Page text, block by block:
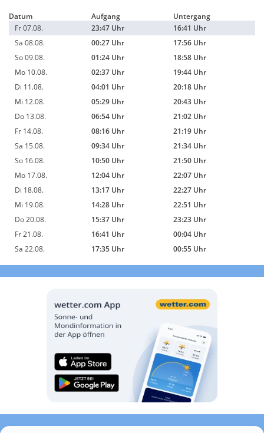
Datum Aufgang
Untergang
Fr 07.08.
23:47 Uhr
16:41 Uhr
Sa 08.08.
00:27 Uhr
17:56 Uhr
So 09.08.
01:24 Uhr
18:58 Uhr
Mo 10.08.
02:37 Uhr
19:44 Uhr
Di 11.08.
04:01 Uhr
20:18 Uhr
Mi 12.08.
05:29 Uhr
20:43 Uhr
Do 13.08.
06:54 Uhr
21:02 Uhr
Fr 14.08.
08:16 Uhr
21:19 Uhr
Sa 15.08.
09:34 Uhr
21:34 Uhr
So 16.08.
10:50 Uhr
21:50 Uhr
Mo 17.08.
12:04 Uhr
22:07 Uhr
Di 18.08.
13:17 Uhr
22:27 Uhr
Mi 19.08.
14:28 Uhr
22:51 Uhr
Do 20.08.
15:37 Uhr
23:23 Uhr
Fr 21.08.
16:41 Uhr
00:04 Uhr
Sa 22.08.
17:35 Uhr 00:55 Uhr